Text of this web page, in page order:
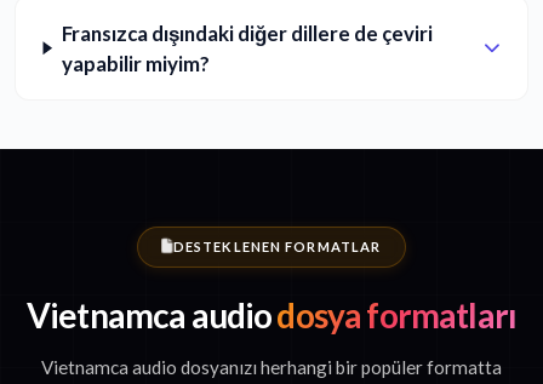
Fransızca dışındaki diğer dillere de çeviri
yapabilir miyim?
DESTEKLENEN FORMATLAR
Vietnamca audiodosya formatları
Vietnamca audio dosyanızı herhangi bir popüler formatta